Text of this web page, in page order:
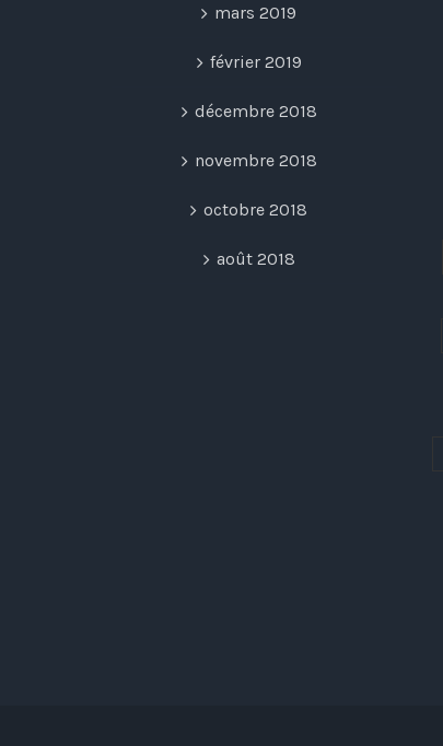
mars 2019
février 2019
décembre 2018
novembre 2018
octobre 2018
août 2018